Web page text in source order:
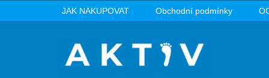
na
JAK NAKUPOVAT Obchodní podmínky